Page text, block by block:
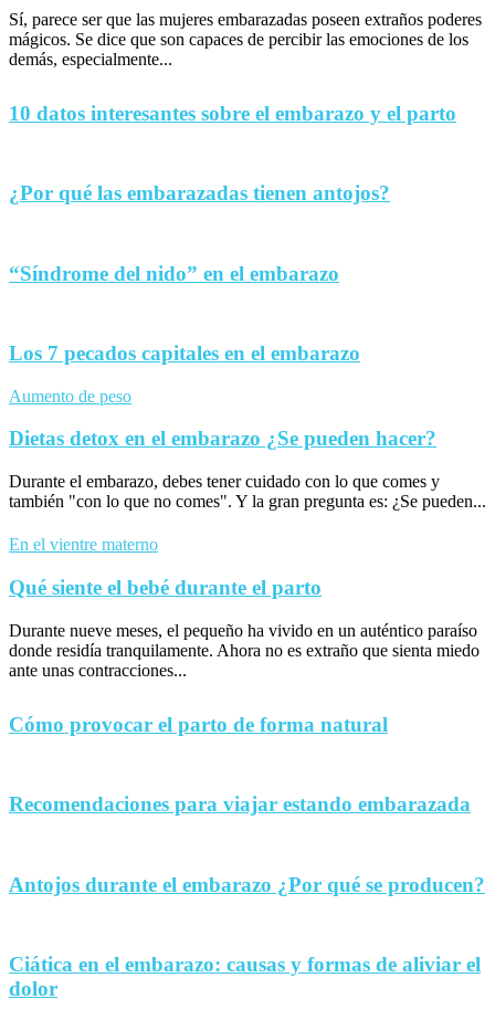
Sí, parece ser que las mujeres embarazadas poseen extraños poderes
mágicos. Se dice que son capaces de percibir las emociones de los
demás, especialmente...
10 datos interesantes sobre el embarazo y el parto
¿Por qué las embarazadas tienen antojos?
“Síndrome del nido” en el embarazo
Los 7 pecados capitales en el embarazo
Aumento de peso
Dietas detox en el embarazo ¿Se pueden hacer?
Durante el embarazo, debes tener cuidado con lo que comes y
también "con lo que no comes". Y la gran pregunta es: ¿Se pueden...
En el vientre materno
Qué siente el bebé durante el parto
Durante nueve meses, el pequeño ha vivido en un auténtico paraíso
donde residía tranquilamente. Ahora no es extraño que sienta miedo
ante unas contracciones...
Cómo provocar el parto de forma natural
Recomendaciones para viajar estando embarazada
Antojos durante el embarazo ¿Por qué se producen?
Ciática en el embarazo: causas y formas de aliviar el
dolor